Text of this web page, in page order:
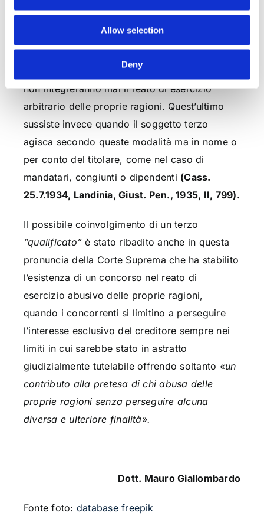
Allow selection
Deny
reato come di tipo“proprio esclusivo”,i terzi
che agiscono con violenza o minaccia ma
estranei al rapporto obbligatorio fondato sulla
pretesa di un diritto giudizialmente azionabile
non integreranno mai il reato di esercizio
arbitrario delle proprie ragioni. Quest’ultimo
sussiste invece quando il soggetto terzo
agisca secondo queste modalità ma in nome o
per conto del titolare, come nel caso di
mandatari, congiunti o dipendenti (Cass.
25.7.1934, Landinia, Giust. Pen., 1935, II, 799).
Il possibile coinvolgimento di un terzo
“qualificato” è stato ribadito anche in questa
pronuncia della Corte Suprema che ha stabilito
l’esistenza di un concorso nel reato di
esercizio abusivo delle proprie ragioni,
quando i concorrenti si limitino a perseguire
l’interesse esclusivo del creditore sempre nei
limiti in cui sarebbe stato in astratto
giudizialmente tutelabile offrendo soltanto «un
contributo alla pretesa di chi abusa delle
proprie ragioni senza perseguire alcuna
diversa e ulteriore finalità».
Dott. Mauro Giallombardo
Fonte foto: database freepik